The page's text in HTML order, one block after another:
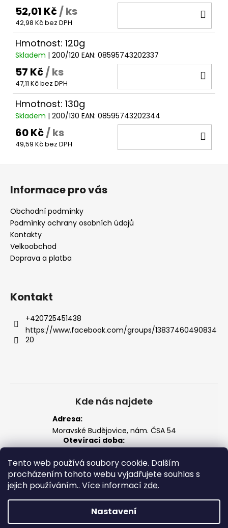
Tento web používá soubory cookie. Dalším
procházením tohoto webu vyjadřujete souhlas s
jejich používáním.. Více informací zde.
Nastavení
52,01 Kč/ ks
42,98 Kč bez DPH
Hmotnost: 120g
Skladem | 200/120 EAN: 08595743202337
57 Kč/ ks
47,11 Kč bez DPH
Hmotnost: 130g
Skladem | 200/130 EAN: 08595743202344
60 Kč/ ks
49,59 Kč bez DPH
Informace pro vás
Obchodní podmínky
Podmínky ochrany osobních údajů
Kontakty
Velkoobchod
Doprava a platba
Kontakt
+420725451438
https://www.facebook.com/groups/13837460490834
20
Kde nás najdete
Adresa:
Moravské Budějovice, nám. ČSA 54
Otevírací doba:
So: 8:00 – 12:00
Zobrazit na mapě